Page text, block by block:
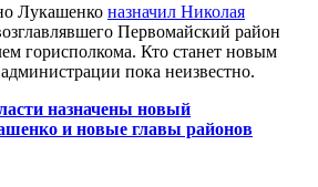
Лукашенко назначил Николая
Первомайский район
горисполкома. Кто станет новым
пока неизвестно.
назначены новый
и новые главы районов